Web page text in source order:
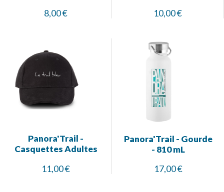
8,00 €
10,00 €
Panora'Trail -
Casquettes Adultes
11,00 €
Panora'Trail - Gourde
- 810 mL
17,00 €